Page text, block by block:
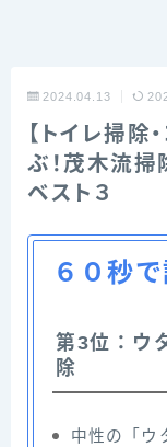
2024.04.13
【トイレ掃除
ぶ！茂木流
ベスト３
６０秒
第3位：ウ
除
中性の「ウ